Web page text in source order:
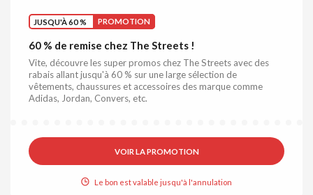
JUSQU'À 60 % PROMOTION
60 % de remise chez The Streets !
Vite, découvre les super promos chez The Streets avec des
rabais allant jusqu'à 60 % sur une large sélection de
vêtements, chaussures et accessoires des marque comme
Adidas, Jordan, Convers, etc.
VOIR LA PROMOTION
Le bon est valable jusqu'à l'annulation